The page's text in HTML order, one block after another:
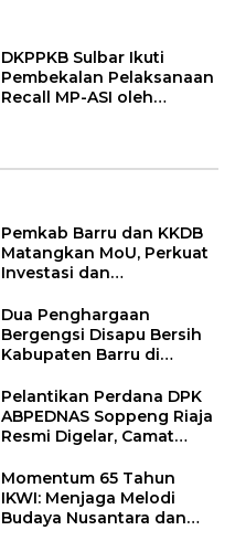
DKPPKB Sulbar Ikuti
Pembekalan Pelaksanaan
Recall MP-ASI oleh
Pemkab Barru dan KKDB
Matangkan MoU, Perkuat
Investasi dan
Dua Penghargaan
Bergengsi Disapu Bersih
Kabupaten Barru di
Pelantikan Perdana DPK
ABPEDNAS Soppeng Riaja
Resmi Digelar, Camat
Wujudkan Desa Maju
Momentum 65 Tahun
IKWI: Menjaga Melodi
Budaya Nusantara dan